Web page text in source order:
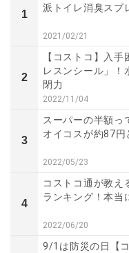
1
派トイレ消臭スプ
2021/02/21
2
【コストコ】入
レスンシール」！
閉力
2022/11/04
3
スーパーの半額っ
オイコスが約87円
2022/05/23
4
コストコ通が教え
ランキング！本当
2022/06/20
9/1は防災の日【